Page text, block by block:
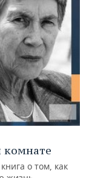
комнате
о том, как